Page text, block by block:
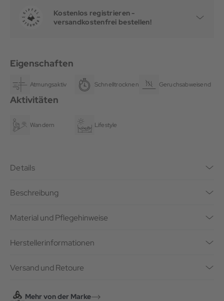
Kostenlos registrieren -
versandkostenfrei bestellen!
Eigenschaften
Atmungsaktiv Schnelltrocknend Geruchsabweisend
Aktivitäten
Wandern Lifestyle
Details
Beschreibung
Material und Pflegehinweise
Herstellerinformationen
Versand und Retoure
Mehr von der Marke